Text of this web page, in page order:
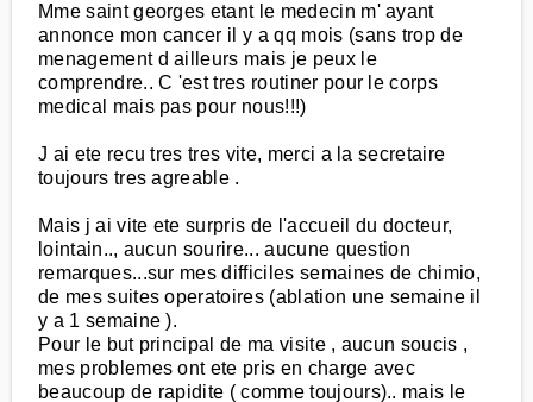
Mme saint georges etant le medecin m' ayant
annonce mon cancer il y a qq mois (sans trop de
menagement d ailleurs mais je peux le
comprendre.. C 'est tres routiner pour le corps
medical mais pas pour nous!!!)
J ai ete recu tres tres vite, merci a la secretaire
toujours tres agreable .
Mais j ai vite ete surpris de l'accueil du docteur,
lointain.., aucun sourire... aucune question
remarques...sur mes difficiles semaines de chimio,
de mes suites operatoires (ablation une semaine il
y a 1 semaine ).
Pour le but principal de ma visite , aucun soucis ,
mes problemes ont ete pris en charge avec
beaucoup de rapidite ( comme toujours).. mais le